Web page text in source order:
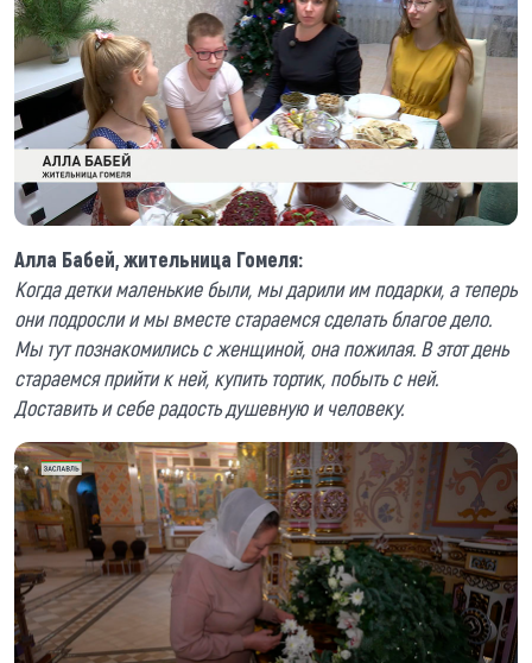
Алла Бабей, жительница Гомеля:
Когда детки маленькие были, мы дарили им подарки, а теперь
они подросли и мы вместе стараемся сделать благое дело.
Мы тут познакомились с женщиной, она пожилая. В этот день
стараемся прийти к ней, купить тортик, побыть с ней.
Доставить и себе радость душевную и человеку.